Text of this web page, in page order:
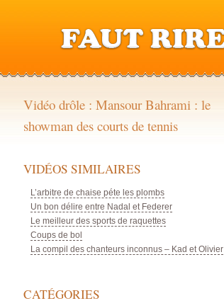
Vidéo drôle : Mansour Bahrami : le
showman des courts de tennis
VIDÉOS SIMILAIRES
L’arbitre de chaise péte les plombs
Un bon délire entre Nadal et Federer
Le meilleur des sports de raquettes
Coups de bol
La compil des chanteurs inconnus – Kad et Olivier
CATÉGORIES